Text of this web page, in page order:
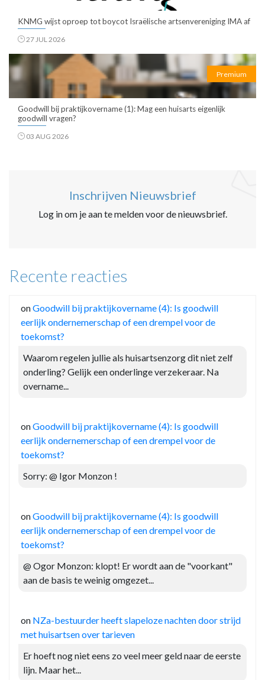
KNMG wijst oproep tot boycot Israëlische artsenvereniging IMA af
27 JUL 2026
Premium
Goodwill bij praktijkovername (1): Mag een huisarts eigenlijk
goodwill vragen?
03 AUG 2026
Inschrijven Nieuwsbrief
Log in om je aan te melden voor de nieuwsbrief.
Recente reacties
onGoodwill bij praktijkovername (4): Is goodwill
eerlijk ondernemerschap of een drempel voor de
toekomst?
Waarom regelen jullie als huisartsenzorg dit niet zelf
onderling? Gelijk een onderlinge verzekeraar. Na
overname...
onGoodwill bij praktijkovername (4): Is goodwill
eerlijk ondernemerschap of een drempel voor de
toekomst?
Sorry: @ Igor Monzon !
onGoodwill bij praktijkovername (4): Is goodwill
eerlijk ondernemerschap of een drempel voor de
toekomst?
@ Ogor Monzon: klopt! Er wordt aan de "voorkant"
aan de basis te weinig omgezet...
on NZa-bestuurder heeft slapeloze nachten door strijd
met huisartsen over tarieven
Er hoeft nog niet eens zo veel meer geld naar de eerste
lijn. Maar het...